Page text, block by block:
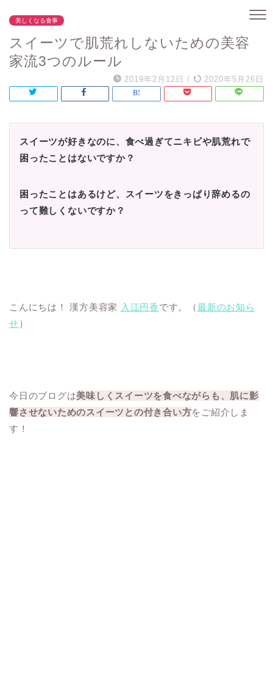
美しくなる食事
スイーツで肌荒れしないための美容
家流3つのルール
2019年2月12日 / 2020年5月26日
スイーツが好きなのに、食べ過ぎてニキビや肌荒れで
困ったことはないですか？
困ったことはあるけど、スイーツをきっぱり辞めるの
って難しくないですか？
こんにちは！ 漢方美容家 入江円香です。（最新のお知ら
せ）
今日のブログは美味しくスイーツを食べながらも、肌に影
響させないためのスイーツとの付き合い方をご紹介しま
す！